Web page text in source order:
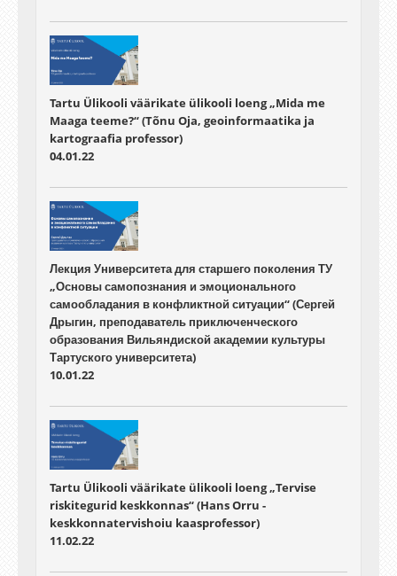
Tartu Ülikooli väärikate ülikooli loeng „Mida me
Maaga teeme?“ (Tõnu Oja, geoinformaatika ja
kartograafia professor)
04.01.22
Лекция Университета для старшего поколения ТУ
„Основы самопознания и эмоционального
самообладания в конфликтной ситуации“ (Сергей
Дрыгин, преподаватель приключенческого
образования Вильяндиской академии культуры
Тартуского университета)
10.01.22
Tartu Ülikooli väärikate ülikooli loeng „Tervise
riskitegurid keskkonnas“ (Hans Orru -
keskkonnatervishoiu kaasprofessor)
11.02.22